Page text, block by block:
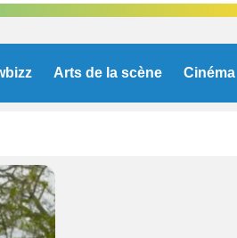
Arts de la scène Cinéma